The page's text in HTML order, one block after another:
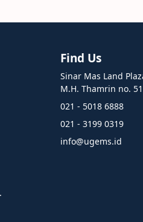
Find Us
Sinar Mas Land
M.H. Thamrin no.
021 - 5018 6888
021 - 3199 0319
info@ugems.id